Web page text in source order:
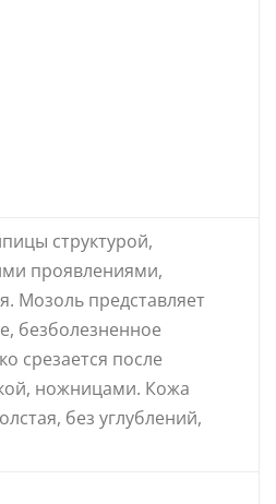
структурой,
проявлениями,
Мозоль представляет
безболезненное
срезается после
ножницами. Кожа
без углублений,